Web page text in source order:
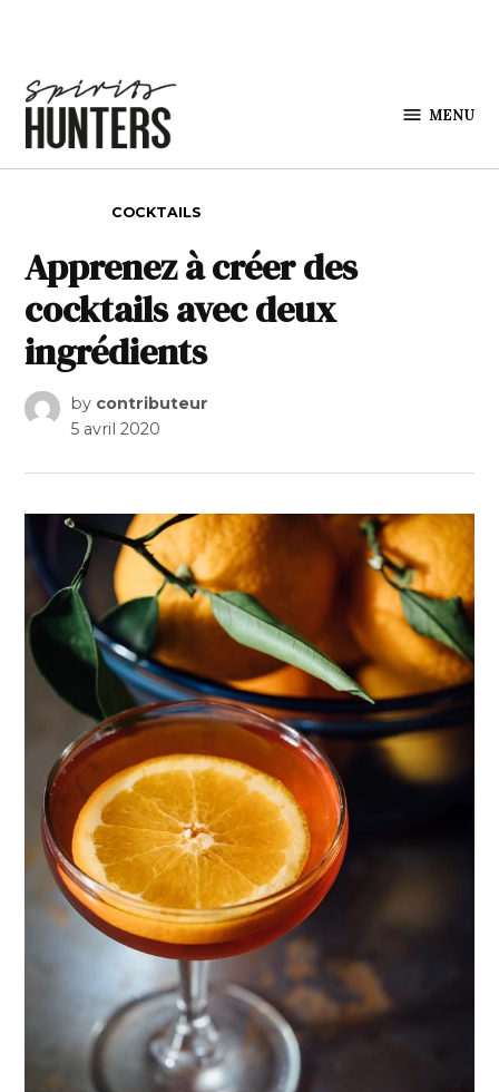
MENU
COCKTAILS
Apprenez à créer des
cocktails avec deux
ingrédients
by contributeur
5 avril 2020